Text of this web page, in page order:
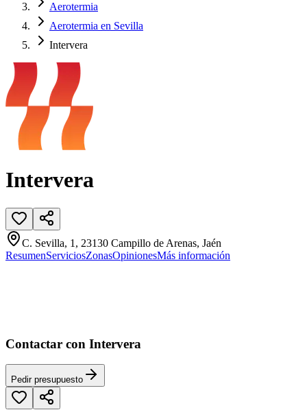
Aerotermia
Aerotermia en Sevilla
Intervera
Intervera
C. Sevilla, 1, 23130 Campillo de Arenas, Jaén
ResumenServiciosZonasOpinionesMás información
Contactar con Intervera
Pedir presupuesto